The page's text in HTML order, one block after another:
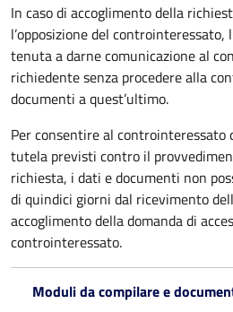
In caso di accoglimento della
l’opposizione del controinteressato,
tenuta a darne comunicazione al
richiedente senza procedere alla
documenti a quest’ultimo.
Per consentire al
tutela previsti contro il
richiesta, i dati e documenti non
di quindici giorni dal ricevimento
accoglimento della domanda di
controinteressato.
Moduli da compilare e